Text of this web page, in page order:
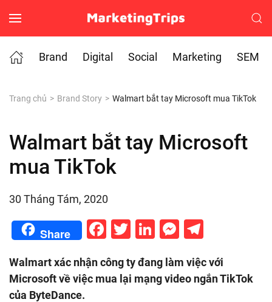
Skip to main content
Brand
Digital Social Marketing SEM
Trang chủ Brand Story Walmart bắt tay Microsoft mua TikTok
Walmart bắt tay Microsoft
mua TikTok
30 Tháng Tám, 2020
Share Facebook
Twitter
LinkedIn
Walmart xác nhận công ty đang làm việc với
Microsoft về việc mua lại mạng video ngắn TikTok
của ByteDance.